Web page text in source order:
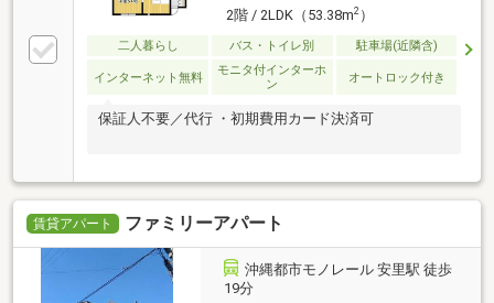
2階 / 2LDK（53.38m2）
二人暮らし バス・トイレ別 駐車場(近隣含)
インターネット無料
モニタ付インターホ
ン
オートロック付き
保証人不要／代行 ・初期費用カード決済可
賃貸アパート ファミリーアパート
沖縄都市モノレール 安里駅 徒歩
19分